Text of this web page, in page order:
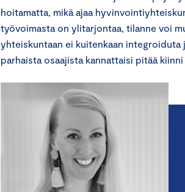
hoitamatta, mikä ajaa
työvoimasta on ylitarjontaa, tilanne voi
yhteiskuntaan ei kuitenkaan
parhaista osaajista kannattaisi pitää